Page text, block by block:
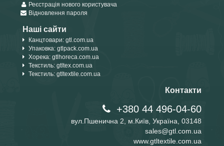
Реєстрація нового користувача
Відновлення пароля
Наші сайти
Канцтовари: gtl.com.ua
Упаковка: gtlpack.com.ua
Хорека: gtlhoreca.com.ua
Текстиль: gtltex.com.ua
Текстиль: gtltextile.com.ua
Контакти
+380 44 496-04-60
вул.Пшенична 2, м.Київ, Україна, 03148
sales@gtl.com.ua
www.gtltextile.com.ua